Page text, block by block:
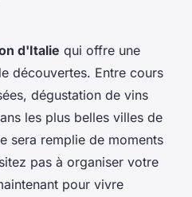
d'Italie qui offre une
découvertes. Entre cours
dégustation de vins
les plus belles villes de
sera remplie de moments
pas à organiser votre
pour vivre